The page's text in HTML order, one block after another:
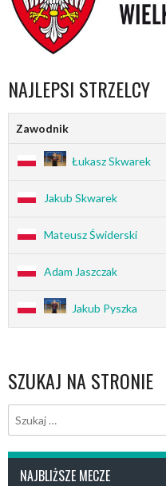
NAJLEPSI STRZELCY
Zawodnik
Łukasz Skwarek
Jakub Skwarek
Mateusz Świderski
Adam Jaszczak
Jakub Pyszka
SZUKAJ NA STRONIE
NAJBLIŻSZE MECZE